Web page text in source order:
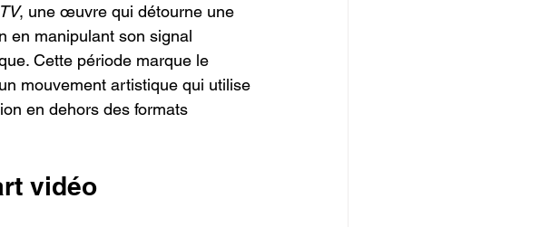
, une œuvre qui détourne une
en manipulant son signal
Cette période marque le
mouvement artistique qui utilise
en dehors des formats
vidéo